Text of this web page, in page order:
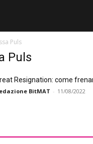
Puls
Puls
Resignation: come
BitMAT - 11/08/2022